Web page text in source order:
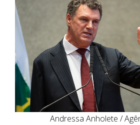
Andressa Anholete /